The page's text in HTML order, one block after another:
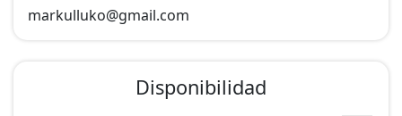
markulluko@gmail.com
Disponibilidad